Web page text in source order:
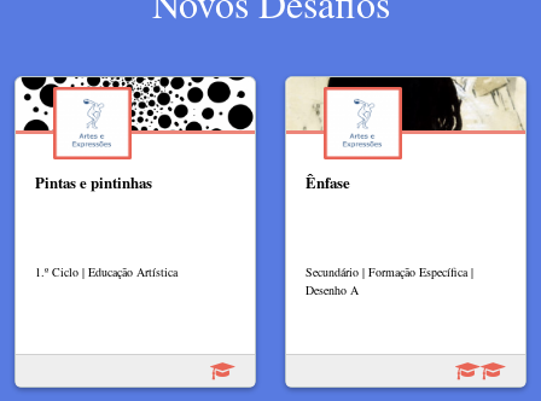
Pintas e pintinhas
1.º Ciclo | Educação Artística
Ênfase
Secundário | Formação Específica |
Desenho A